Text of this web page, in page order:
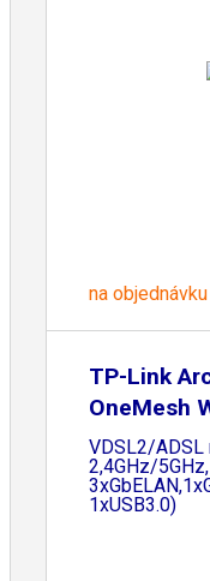
na objednávku
TP-Link
OneMesh
VDSL2/ADSL
2,4GHz/5GHz,
1xUSB3.0)